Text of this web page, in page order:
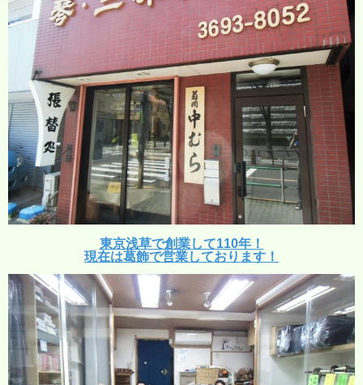
東京浅草で創業して110年！
現在は葛飾で営業しております！